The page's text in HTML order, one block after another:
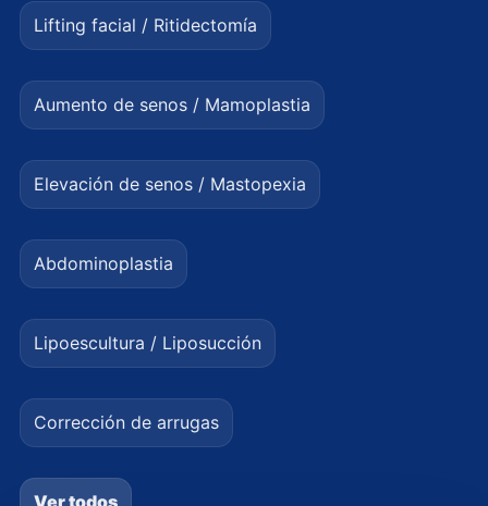
Lifting facial / Ritidectomía
Aumento de senos / Mamoplastia
Elevación de senos / Mastopexia
Abdominoplastia
Lipoescultura / Liposucción
Corrección de arrugas
Ver todos